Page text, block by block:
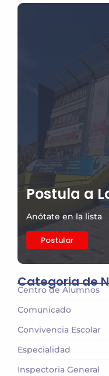
Postula a
Anótate en la lista
Postular
Categoria de
Centro de Alumnos
Comunicado
Convivencia Escolar
Especialidad
Inspectoria General